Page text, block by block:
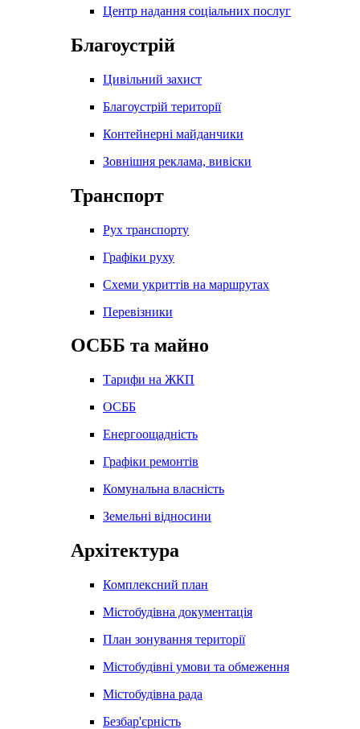
Центр надання соціальних послуг
Благоустрій
Цивільний захист
Благоустрій території
Контейнерні майданчики
Зовнішня реклама, вивіски
Транспорт
Рух транспорту
Графіки руху
Схеми укриттів на маршрутах
Перевізники
ОСББ та майно
Тарифи на ЖКП
ОСББ
Енергоощадність
Графіки ремонтів
Комунальна власність
Земельні відносини
Архітектура
Комплексний план
Містобудівна документація
План зонування території
Містобудівні умови та обмеження
Містобудівна рада
Безбар'єрність